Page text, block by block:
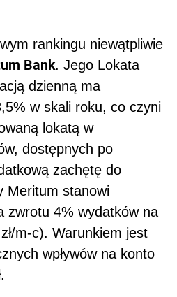
rankingu niewątpliwie
Bank. Jego Lokata
dzienną ma
w skali roku, co czyni
lokatą w
dostępnych po
zachętę do
Meritum stanowi
zwrotu 4% wydatków na
m-c). Warunkiem jest
wpływów na konto